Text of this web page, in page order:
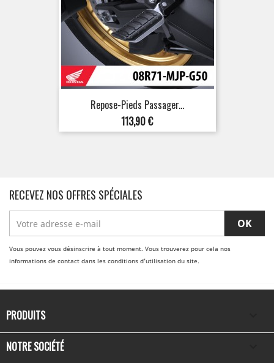
Repose-Pieds Passager...
Prix
113,90 €
RECEVEZ NOS OFFRES SPÉCIALES
Vous pouvez vous désinscrire à tout moment. Vous trouverez pour cela nos
informations de contact dans les conditions d'utilisation du site.
PRODUITS
NOTRE SOCIÉTÉ